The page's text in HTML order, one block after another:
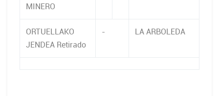
MINERO
ORTUELLAKO
JENDEA Retirado
- LA ARBOLEDA